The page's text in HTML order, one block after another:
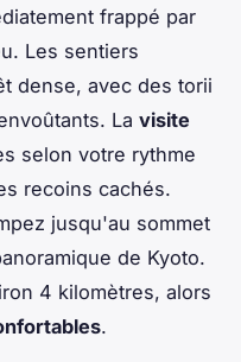
frappé par
Les sentiers
dense, avec des torii
La visite
selon votre rythme
recoins cachés.
jusqu'au sommet
de Kyoto.
4 kilomètres, alors
.